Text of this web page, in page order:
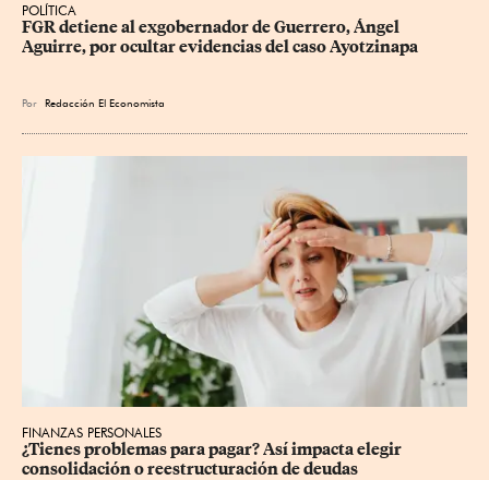
POLÍTICA
FGR detiene al exgobernador de Guerrero, Ángel
Aguirre, por ocultar evidencias del caso Ayotzinapa
Por Redacción El Economista
FINANZAS PERSONALES
¿Tienes problemas para pagar? Así impacta elegir
consolidación o reestructuración de deudas